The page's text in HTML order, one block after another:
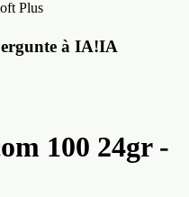
à IA!IA
100 24gr -